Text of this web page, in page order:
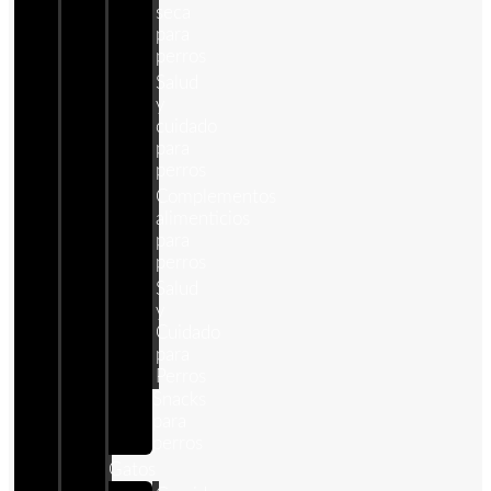
seca
para
perros
Salud
y
cuidado
para
perros
Complementos
alimenticios
para
perros
Salud
y
Cuidado
para
Perros
Gatos